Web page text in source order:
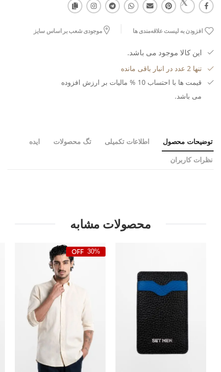
افزودن به لیست علاقه‌مندی ها موجودی شعب بر اساس سایز
این کالا موجود می باشد.
تنها 2 عدد در انبار باقی مانده
قیمت ها با احتساب 10 % مالیات بر ارزش افزوده
می باشد.
توضیحات محصول اطلاعات تکمیلی تگ محصولات ایده
نظرات کاربران
محصولات مشابه
30%